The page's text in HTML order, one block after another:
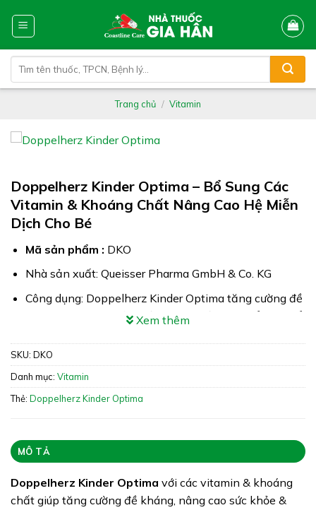
kiếm:
Trang chủ / Vitamin
Doppelherz Kinder Optima – Bổ Sung Các
Vitamin & Khoáng Chất Nâng Cao Hệ Miễn
Dịch Cho Bé
Mã sản phẩm : DKO
Nhà sản xuất: Queisser Pharma GmbH & Co. KG
Công dụng: Doppelherz Kinder Optima tăng cường đề
kháng, nâng cao sức khỏe & giúp trẻ phát triển cơ thể
Xuất xứ: Đức (Germany)
Giấy phép: 7357/2020/ĐKSP
Quy cách: Chai 100ml
Xem thêm
SKU: DKO
Danh mục: Vitamin
Thẻ: Doppelherz Kinder Optima
MÔ TẢ
Doppelherz Kinder Optima với các vitamin & khoáng
chất giúp tăng cường đề kháng, nâng cao sức khỏe &